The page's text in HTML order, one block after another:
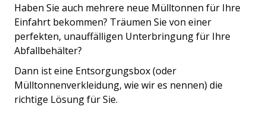
Haben Sie auch mehrere neue Mülltonnen für Ihre
Einfahrt bekommen? Träumen Sie von einer
perfekten, unauffälligen Unterbringung für Ihre
Abfallbehälter?
Dann ist eine Entsorgungsbox (oder
Mülltonnenverkleidung, wie wir es nennen) die
richtige Lösung für Sie.